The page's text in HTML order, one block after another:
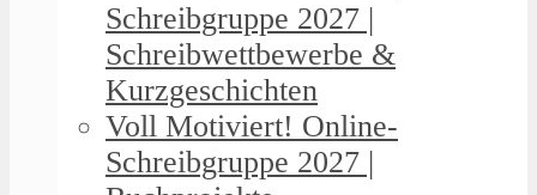
Schreibgruppe 2027 |
Schreibwettbewerbe &
Kurzgeschichten
Voll Motiviert! Online-
Schreibgruppe 2027 |